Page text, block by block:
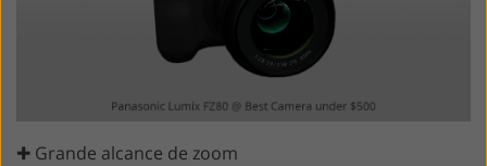
✚ Grande alcance de zoom